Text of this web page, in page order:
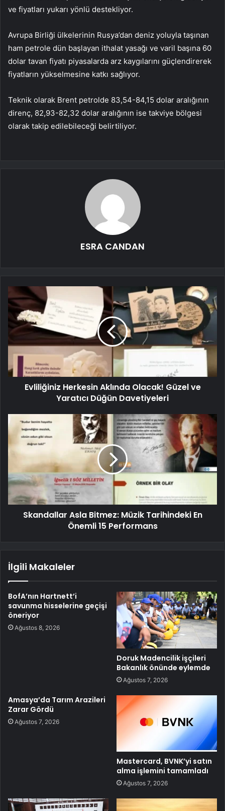
ve fiyatları yukarı yönlü destekliyor.
Avrupa Birliği ülkelerinin Rusya’dan deniz yoluyla taşınan
ham petrole dün başlayan ithalat yasağı ve varil başına 60
dolar tavan fiyatı piyasalarda arz kaygılarını güçlendirerek
fiyatların yükselmesine katkı sağlıyor.
Teknik olarak Brent petrolde 83,54-84,15 dolar aralığının
direnç, 82,93-82,32 dolar aralığının ise takviye bölgesi
olarak takip edilebileceği belirtiliyor.
ESRA CANDAN
Evliliğiniz Herkesin Aklında Olacak! Güzel ve
Yaratıcı Düğün Davetiyeleri
Skandallar Asla Bitmez: Müzik Tarihindeki En
Önemli 15 Performans
İlgili Makaleler
BofA’nın Hartnett’i
savunma hisselerine geçişi
öneriyor
Ağustos 8, 2026
Doruk Madencilik işçileri
Bakanlık önünde eylemde
Ağustos 7, 2026
Amasya’da Tarım Arazileri
Zarar Gördü
Ağustos 7, 2026
Mastercard, BVNK’yi satın
alma işlemini tamamladı
Ağustos 7, 2026